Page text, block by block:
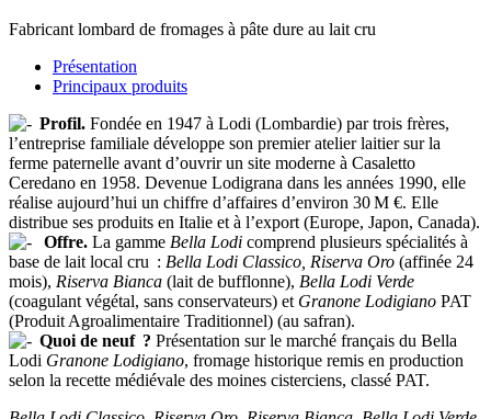
Fabricant lombard de fromages à pâte dure au lait cru
Présentation
Principaux produits
Profil. Fondée en 1947 à Lodi (Lombardie) par trois frères,
l’entreprise familiale développe son premier atelier laitier sur la
ferme paternelle avant d’ouvrir un site moderne à Casaletto
Ceredano en 1958. Devenue Lodigrana dans les années 1990, elle
réalise aujourd’hui un chiffre d’affaires d’environ 30 M €. Elle
distribue ses produits en Italie et à l’export (Europe, Japon, Canada).
Offre. La gamme Bella Lodi comprend plusieurs spécialités à
base de lait local cru : Bella Lodi Classico, Riserva Oro (affinée 24
mois), Riserva Bianca (lait de bufflonne), Bella Lodi Verde
(coagulant végétal, sans conservateurs) et Granone Lodigiano PAT
(Produit Agroalimentaire Traditionnel) (au safran).
Quoi de neuf ? Présentation sur le marché français du Bella
Lodi Granone Lodigiano, fromage historique remis en production
selon la recette médiévale des moines cisterciens, classé PAT.